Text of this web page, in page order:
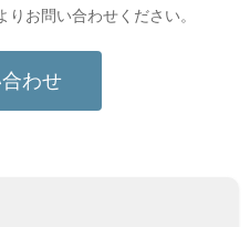
お問い合わせください。
わせ